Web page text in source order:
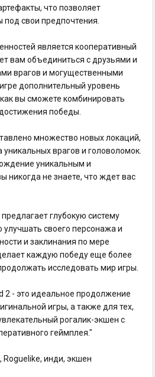
что позволяет
под свои предпочтения.
является кооперативный
вам объединиться с друзьями и
врагов и могущественными
дополнительный уровень
как вы сможете комбинировать
победы.
множество новых локаций,
врагов и головоломок.
уникальным и
никогда не знаете, что ждет вас
глубокую систему
своего персонажа и
и заклинания по мере
каждую победу еще более
исследовать мир игры.
2 - это идеальное продолжение
игры, а также для тех,
рогалик-экшен с
геймплея."
инди, экшен